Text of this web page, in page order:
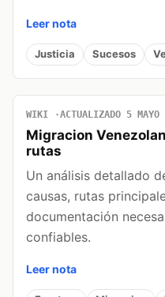
Leer nota
Justicia Sucesos
WIKI ACTUALIZADO 5
Migracion
rutas
Un análisis detallado
causas, rutas
documentación
confiables.
Leer nota